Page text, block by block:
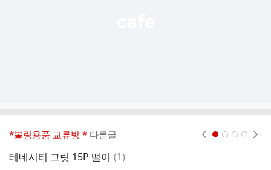
*볼링용품 교류방 * 다른글
테네시티 그릿 15P 떨이 댓
(1)